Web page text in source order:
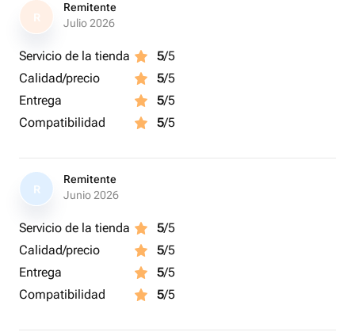
R
Remitente
Julio 2026
Servicio de la tienda 5/5
Calidad/precio
5/5
Entrega
5/5
Compatibilidad
5/5
R
Remitente
Junio 2026
Servicio de la tienda 5/5
Calidad/precio
5/5
Entrega
5/5
Compatibilidad
5/5